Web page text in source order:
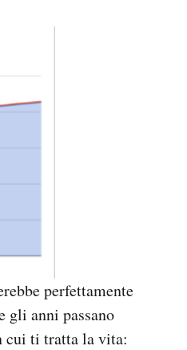
perfettamente
gli anni passano
cui ti tratta la vita: